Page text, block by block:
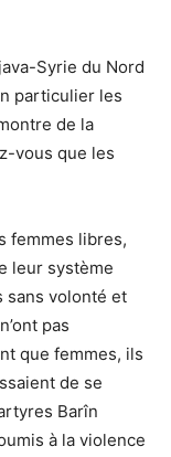
Syrie du Nord
particulier les
de la
vous que les
femmes libres,
leur système
sans volonté et
pas
que femmes, ils
de se
Barîn
à la violence